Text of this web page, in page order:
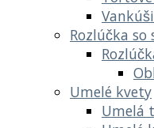
Rozlúčka so
Umelé kvety
Umelá